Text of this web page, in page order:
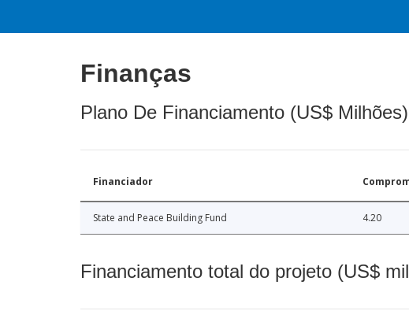
Finanças
Plano De Financiamento (US$ Milhões)
Financiador
State and Peace Building Fund 4.20
Financiamento total do projeto (US$